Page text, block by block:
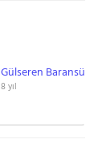
Gülseren Baransü
8 yıl